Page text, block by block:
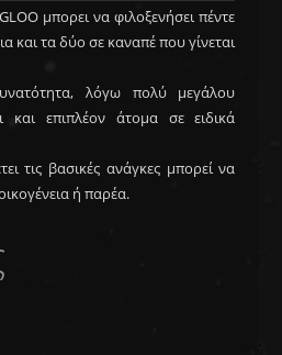
μπορει να φιλοξενήσει πέντε
και τα δύο σε καναπέ που γίνεται
λόγω πολύ μεγάλου
και επιπλέον άτομα σε ειδικά
τις βασικές ανάγκες μπορεί να
ή παρέα.